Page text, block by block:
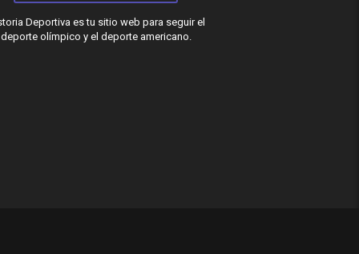
Deportiva es tu sitio web para seguir el
deporte olímpico y el deporte americano.